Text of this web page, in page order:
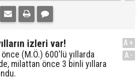
izleri var!
(M.Ö.) 600'lü yıllarda
milattan önce 3 binli yıllara
A+
A-